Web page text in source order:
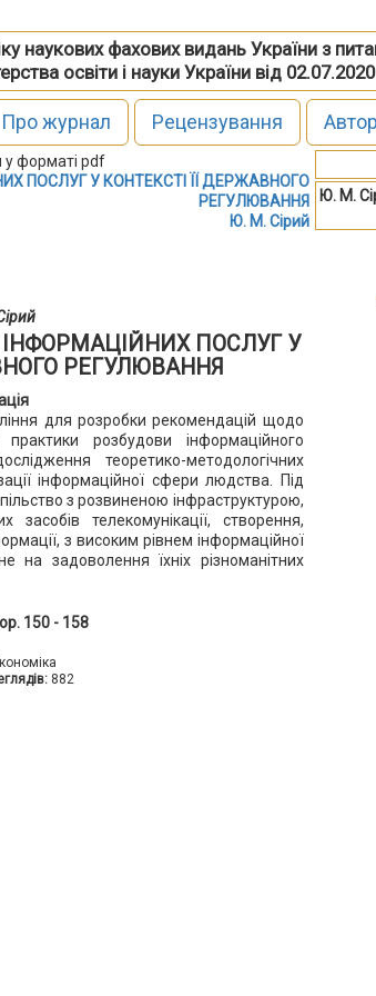
наукових фахових видань України з
освіти і науки України від
Про журнал Рецензування
ПОСЛУГ У КОНТЕКСТІ ЇЇ ДЕРЖАВНОГО
РЕГУЛЮВАННЯ
Ю. М. Сірий
ПОСЛУГ У
РЕГУЛЮВАННЯ
для розробки рекомендацій щодо
практики розбудови інформаційного
теоретико-методологічних
інформаційної сфери людства. Під
з розвиненою інфраструктурою,
телекомунікації, створення,
з високим рівнем інформаційної
на задоволення їхніх різноманітних
150 - 158
882
Ю. М.